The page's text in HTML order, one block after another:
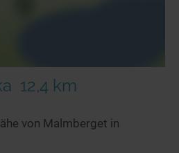
12,4 km
von Malmberget in